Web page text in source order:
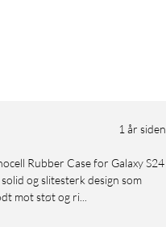
1 år siden
og slitesterk design som
mot støt og ri...